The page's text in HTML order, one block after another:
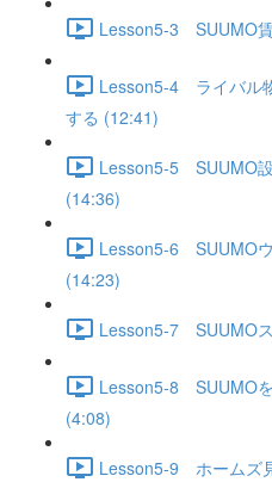
Lesson5-3 SUUMO
Lesson5-4 ライバル
する (12:41)
Lesson5-5 SUUMO
(14:36)
Lesson5-6 SUUMO
(14:23)
Lesson5-7 SUUMO
Lesson5-8 SUUMO
(4:08)
Lesson5-9 ホームズ